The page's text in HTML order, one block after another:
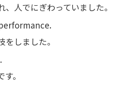
人でにぎわっていました。
しました。
。